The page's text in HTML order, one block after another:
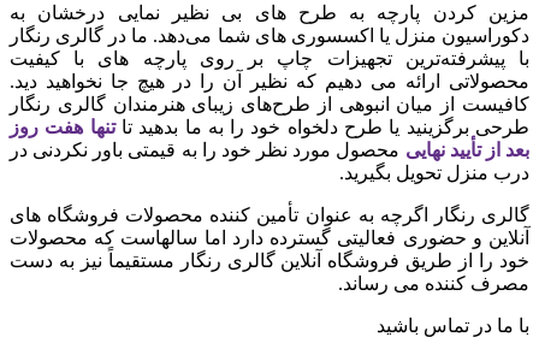
مزین کردن پارچه به طرح های بی نظیر نمایی درخشان به
دکوراسیون منزل یا اکسسوری های شما می‌دهد. ما در گالری رنگار
با پیشرفته‌ترین تجهیزات چاپ بر روی پارچه های با کیفیت
محصولاتی ارائه می دهیم که نظیر آن را در هیچ جا نخواهید دید.
کافیست از میان انبوهی از طرح‌های زیبای هنرمندان گالری رنگار
طرحی برگزینید یا طرح دلخواه خود را به ما بدهید تا تنها هفت روز
بعد از تأیید نهایی محصول مورد نظر خود را به قیمتی باور نکردنی در
درب منزل تحویل بگیرید.
گالری رنگار اگرچه به عنوان تأمین کننده محصولات فروشگاه های
آنلاین و حضوری فعالیتی گسترده دارد اما سالهاست که محصولات
خود را از طریق فروشگاه آنلاین گالری رنگار مستقیماً نیز به دست
مصرف کننده می رساند.
با ما در تماس باشید